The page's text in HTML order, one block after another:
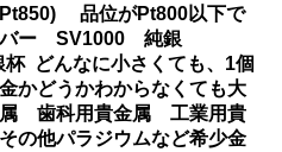
品位がPt800以下で
バー SV1000 純銀
んなに小さくても、1個
かどうかわからなくても大
属 歯科用貴金属 工業用貴
の他パラジウムなど希少金